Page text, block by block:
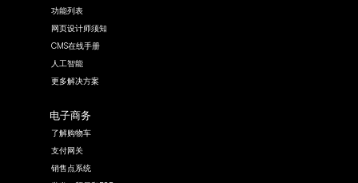
功能列表
网页设计师须知
CMS在线手册
人工智能
更多解决方案
电子商务
了解购物车
支付网关
销售点系统